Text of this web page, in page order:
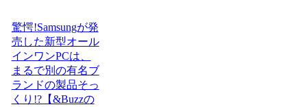
驚愕!Samsungが発
売した新型オール
インワンPCは、
まるで別の有名ブ
ランドの製品そっ
くり!?【&Buzzの